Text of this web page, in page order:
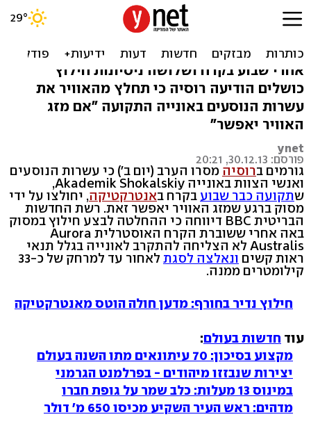
חפש באנטרקטיקה: מסוק
יחלץ נוסעי האונייה
אחרי שבוע בקרח ושלושה ניסיונות חילוץ
כושלים הודיעה רוסיה כי תחלץ מהאוויר את
עשרות הנוסעים באונייה התקועה "אם מזג
האוויר יאפשר"
ynet
פורסם: 30.12.13, 20:21
גורמים ברוסיה מסרו הערב (יום ב') כי עשרות הנוסעים
ואנשי הצוות באונייה Akademik Shokalskiy,
שתקועה כבר שבוע בקרח באנטרקטיקה, יחולצו על ידי
מסוק ברגע שמזג האוויר יאפשר זאת. רשת החדשות
הבריטית BBC דיווחה כי ההחלטה לבצע חילוץ במסוק
באה אחרי ששוברת הקרח האוסטרלית Aurora
Australis לא הצליחה להתקרב לאונייה בגלל תנאי
ראות קשים ונאלצה לסגת לאחור עד למרחק של כ-33
קילומטרים ממנה.
חילוץ נדיר בחורף: מדען חולה הוטס מאנטרקטיקה
עוד חדשות בעולם:
מקצוע בסיכון: 70 עיתונאים מתו השנה בעולם
יצירות שנבזזו מיהודים - בפרלמנט הגרמני
במינוס 13 מעלות: כלב שמר על גופת חברו
מדהים: ראש העיר השקיע מכיסו 650 מ' דולר